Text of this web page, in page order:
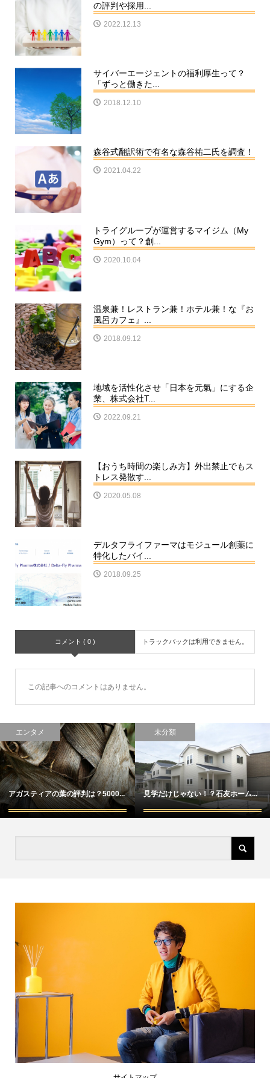
の評判や採用...
2022.12.13
サイバーエージェントの福利厚生って？
「ずっと働きた...
2018.12.10
森谷式翻訳術で有名な森谷祐二氏を調査！
2021.04.22
トライグループが運営するマイジム（My
Gym）って？創...
2020.10.04
温泉兼！レストラン兼！ホテル兼！な『お
風呂カフェ』...
2018.09.12
地域を活性化させ「日本を元氣」にする企
業、株式会社T...
2022.09.21
【おうち時間の楽しみ方】外出禁止でもス
トレス発散す...
2020.05.08
デルタフライファーマはモジュール創薬に
特化したバイ...
2018.09.25
コメント ( 0 ) トラックバックは利用できません。
この記事へのコメントはありません。
エンタメ
アガスティアの葉の評判は？5000...
未分類
見学だけじゃない！？石友ホーム...